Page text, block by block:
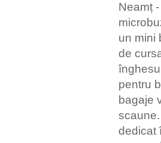
Neamț
un mini
de
pentru
bagaje
dedicat